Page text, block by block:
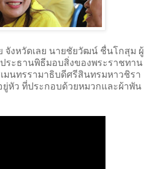
จังหวัดเลย นายชัยวัฒน์ ชื่นโกสุม ผู้
ประธานพิธีมอบสิ่งของพระราชทาน
มนทรรามาธิบดีศรีสินทรมหาวชิรา
ยู่หัว ที่ประกอบด้วยหมวกและผ้าพัน